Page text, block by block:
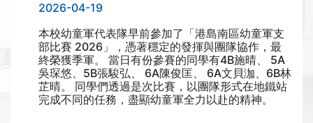
2026-04-19
本校幼童軍代表隊早前參加了「港島南區幼童軍支
部比賽 2026」，憑著穩定的發揮與團隊協作，最
終榮獲季軍。 當日有份參賽的同學有4B施晴、 5A
吳琛悠、5B張駿弘、 6A陳俊匡、 6A文貝泇、6B林
芷晴。 同學們透過是次比賽，以團隊形式在地鐵站
完成不同的任務，盡顯幼童軍全力以赴的精神。